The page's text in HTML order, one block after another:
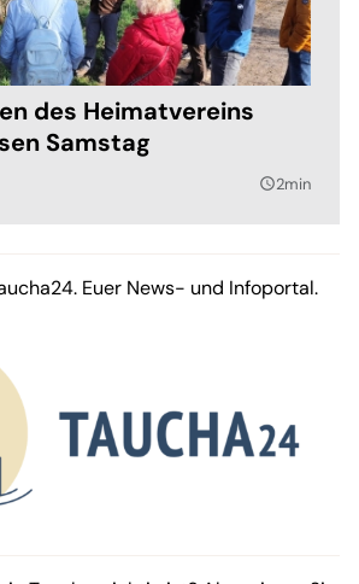
des Heimatvereins
Samstag
query_builder2min
Euer News- und Infoportal.